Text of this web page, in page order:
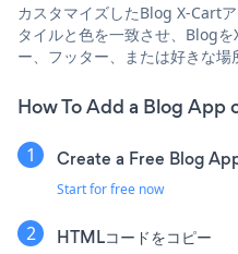
カスタマイズしたBlog X-Cart
タイルと色を一致させ、Blog
ー、フッター、または好きな場
How To Add a Blog App
Create a Free Blog
Start for free now
HTMLコードをコピー